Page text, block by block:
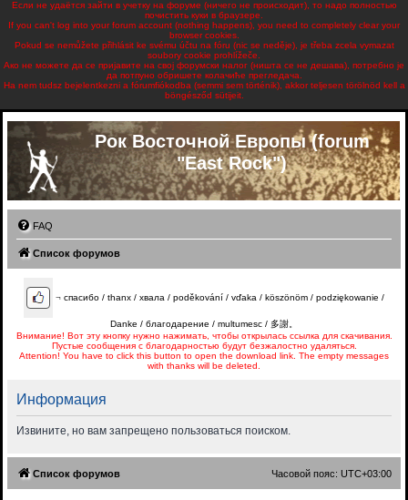
Если не удаётся зайти в учетку на форуме (ничего не происходит), то надо полностью
почистить куки в браузере.
If you can't log into your forum account (nothing happens), you need to completely clear your
browser cookies.
Pokud se nemůžete přihlásit ke svému účtu na fóru (nic se neděje), je třeba zcela vymazat
soubory cookie prohlížeče.
Ако не можете да се пријавите на свој форумски налог (ништа се не дешава), потребно је
да потпуно обришете колачиће прегледача.
Ha nem tudsz bejelentkezni a fórumfiókodba (semmi sem történik), akkor teljesen törölnöd kell a
böngésződ sütijeit.
Рок Восточной Европы (forum
"East Rock")
FAQ
Список форумов
¬ спасибо / thanx / хвала / poděkování / vďaka / köszönöm / podziękowanie /
Danke / благодарение / multumesc / 多謝。
Внимание! Вот эту кнопку нужно нажимать, чтобы открылась ссылка для скачивания.
Пустые сообщения с благодарностью будут безжалостно удаляться.
Attention! You have to click this button to open the download link. The empty messages
with thanks will be deleted.
Информация
Извините, но вам запрещено пользоваться поиском.
Список форумов Часовой пояс: UTC+03:00